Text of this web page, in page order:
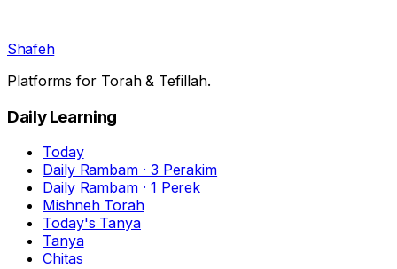
Shafeh
Platforms for Torah & Tefillah.
Daily Learning
Today
Daily Rambam · 3 Perakim
Daily Rambam · 1 Perek
Mishneh Torah
Today's Tanya
Tanya
Chitas